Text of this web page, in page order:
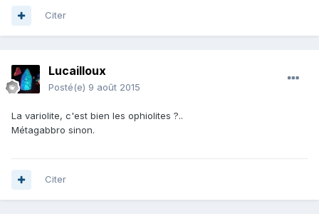
Citer
Lucailloux
Posté(e) 9 août 2015
La variolite, c'est bien les ophiolites ?..
Métagabbro sinon.
Citer